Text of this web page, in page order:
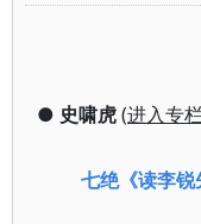
● 史啸虎(进入专
七绝《读李锐